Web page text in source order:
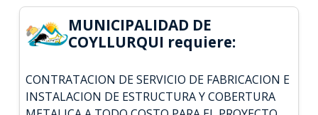
MUNICIPALIDAD DE
COYLLURQUI requiere:
CONTRATACION DE SERVICIO DE FABRICACION E
INSTALACION DE ESTRUCTURA Y COBERTURA